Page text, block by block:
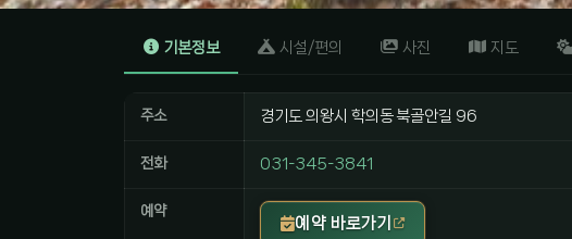
기본정보 시설/편의 사진 지도
주소 경기도 의왕시 학의동 북골안길 96
전화 031-345-3841
예약
예약 바로가기